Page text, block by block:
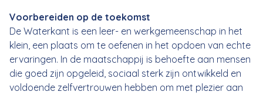
Voorbereiden op de toekomst
De Waterkant is een leer- en werkgemeenschap in het
klein, een plaats om te oefenen in het opdoen van echte
ervaringen. In de maatschappij is behoefte aan mensen
die goed zijn opgeleid, sociaal sterk zijn ontwikkeld en
voldoende zelfvertrouwen hebben om met plezier aan